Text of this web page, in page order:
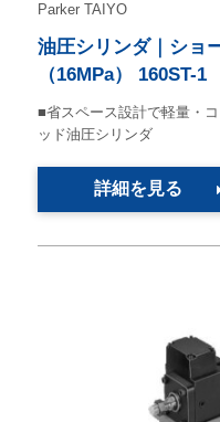
Parker TAIYO
油圧シリンダ｜ショ
（16MPa） 160ST-1
■省スペース設計で軽量・
ッド油圧シリンダ
詳細を見る